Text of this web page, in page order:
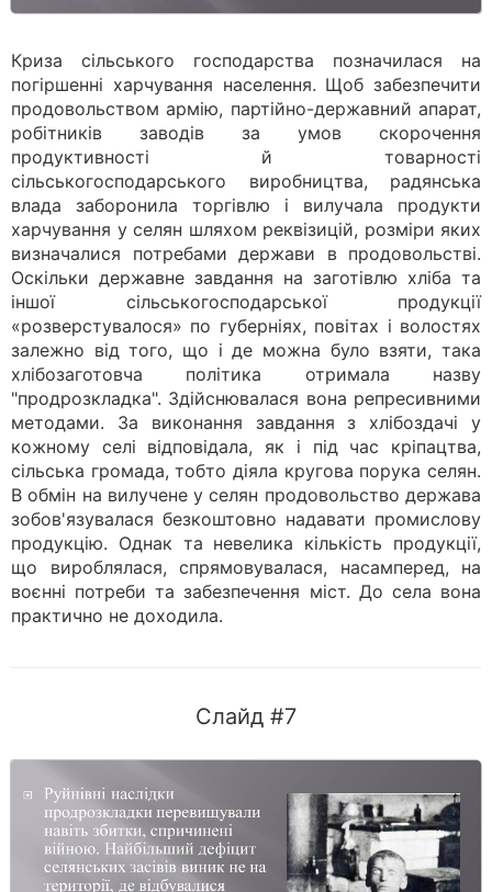
Криза сільського господарства позначилася на
погіршенні харчування населення. Щоб забезпечити
продовольством армію, партійно-державний апарат,
робітників заводів за умов скорочення
продуктивності й товарності
сільськогосподарського виробництва, радянська
влада заборонила торгівлю і вилучала продукти
харчування у селян шляхом реквізицій, розміри яких
визначалися потребами держави в продовольстві.
Оскільки державне завдання на заготівлю хліба та
іншої сільськогосподарської продукції
«розверстувалося» по губерніях, повітах і волостях
залежно від того, що і де можна було взяти, така
хлібозаготовча політика отримала назву
"продрозкладка". Здійснювалася вона репресивними
методами. За виконання завдання з хлібоздачі у
кожному селі відповідала, як і під час кріпацтва,
сільська громада, тобто діяла кругова порука селян.
В обмін на вилучене у селян продовольство держава
зобо­в'язувалася безкоштовно надавати промислову
продукцію. Однак та невелика кількість продукції,
що вироблялася, спрямовувалася, насамперед, на
воєнні потреби та забезпечення міст. До села вона
практично не доходила.
Слайд #7